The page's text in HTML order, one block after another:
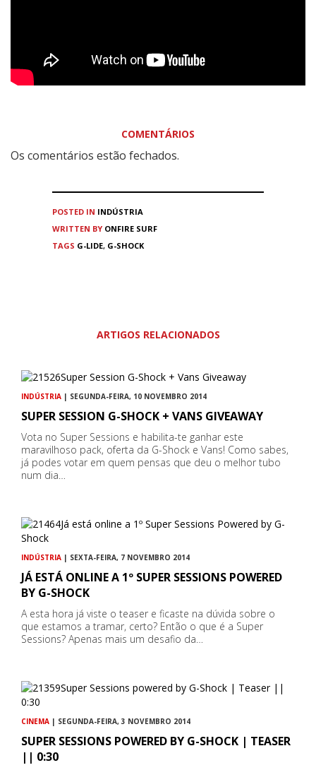
COMENTÁRIOS
Os comentários estão fechados.
POSTED IN INDÚSTRIA
WRITTEN BY ONFIRE SURF
TAGS G-LIDE, G-SHOCK
ARTIGOS RELACIONADOS
INDÚSTRIA | SEGUNDA-FEIRA, 10 NOVEMBRO 2014
SUPER SESSION G-SHOCK + VANS GIVEAWAY
Vota no Super Sessions e habilita-te ganhar este
maravilhoso pack, oferta da G-Shock e Vans! Como sabes,
já podes votar em quem pensas que deu o melhor tubo
num dia…
INDÚSTRIA | SEXTA-FEIRA, 7 NOVEMBRO 2014
JÁ ESTÁ ONLINE A 1º SUPER SESSIONS POWERED
BY G-SHOCK
A esta hora já viste o teaser e ficaste na dúvida sobre o
que estamos a tramar, certo? Então o que é a Super
Sessions? Apenas mais um desafio da…
CINEMA | SEGUNDA-FEIRA, 3 NOVEMBRO 2014
SUPER SESSIONS POWERED BY G-SHOCK | TEASER
|| 0:30